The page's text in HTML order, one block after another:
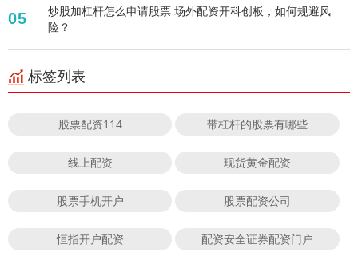
05
炒股加杠杆怎么申请股票 场外配资开科创板，如何规避风
险？
标签列表
股票配资114 带杠杆的股票有哪些
线上配资 现货黄金配资
股票手机开户 股票配资公司
恒指开户配资 配资安全证券配资门户